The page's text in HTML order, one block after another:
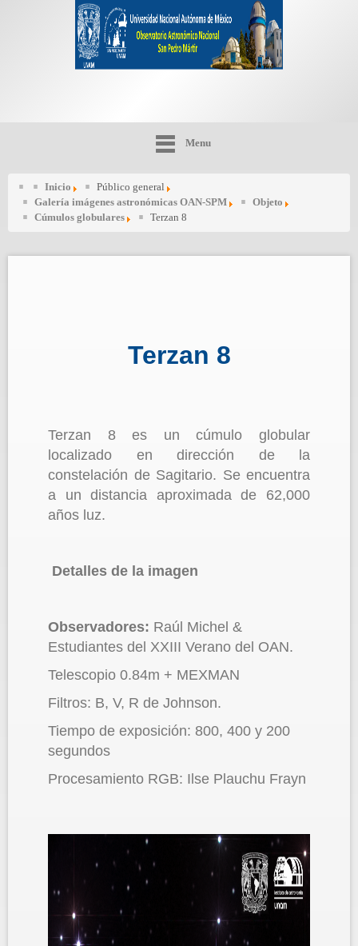
Menu
Inicio
Público general
Galería imágenes astronómicas OAN-SPM
Objeto
Cúmulos globulares
Terzan 8
Terzan 8
Terzan 8 es un cúmulo globular
localizado en dirección de la
constelación de Sagitario. Se encuentra
a un distancia aproximada de 62,000
años luz.
Detalles de la imagen
Observadores: Raúl Michel &
Estudiantes del XXIII Verano del OAN.
Telescopio 0.84m + MEXMAN
Filtros: B, V, R de Johnson.
Tiempo de exposición: 800, 400 y 200
segundos
Procesamiento RGB: Ilse Plauchu Frayn